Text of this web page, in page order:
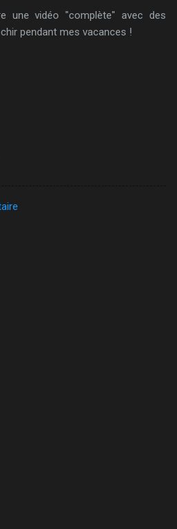
une vidéo "complète" avec des
pendant mes vacances !